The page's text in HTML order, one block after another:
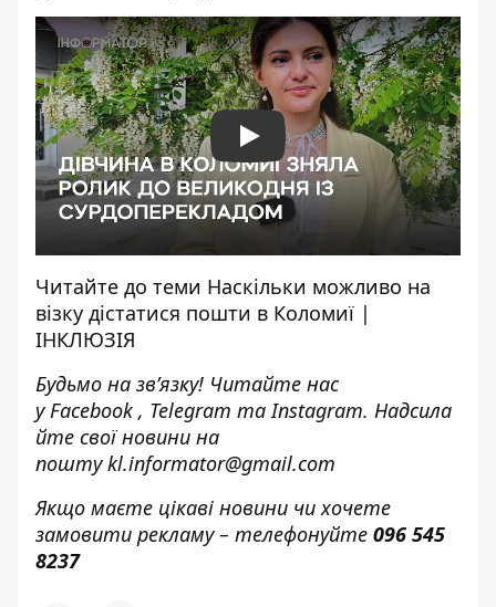
Play
Читайте до теми Наскільки можливо на
візку дістатися пошти в Коломиї |
ІНКЛЮЗІЯ
Будьмо на зв’язку! Читайте нас
уFacebook, Telegram таInstagram. Надсила
йте свої новини на
поштуkl.informator@gmail.com
Якщо маєте цікаві новини чи хочете
замовити рекламу – телефонуйте 096 545
8237